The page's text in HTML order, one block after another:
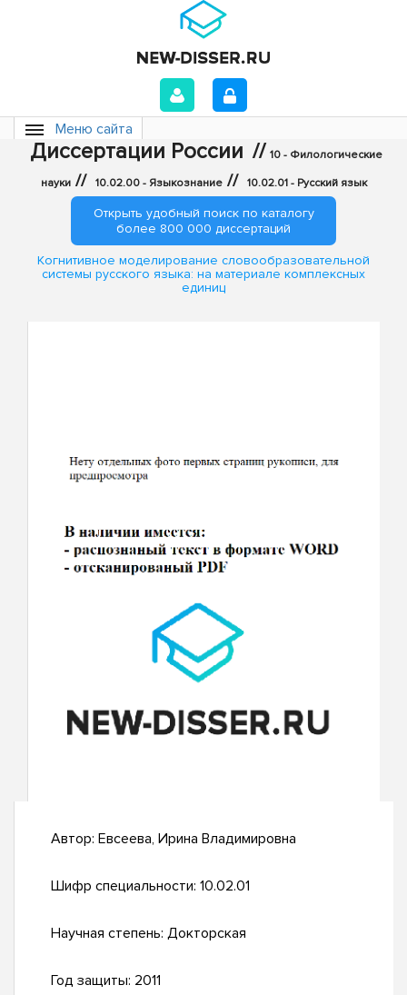
Меню сайта
Диссертации России // 10 - Филологические
науки // 10.02.00 - Языкознание // 10.02.01 - Русский язык
Открыть удобный поиск по каталогу
более 800 000 диссертаций
Когнитивное моделирование словообразовательной
системы русского языка: на материале комплексных
единиц
Автор: Евсеева, Ирина Владимировна
Шифр специальности: 10.02.01
Научная степень: Докторская
Год защиты: 2011